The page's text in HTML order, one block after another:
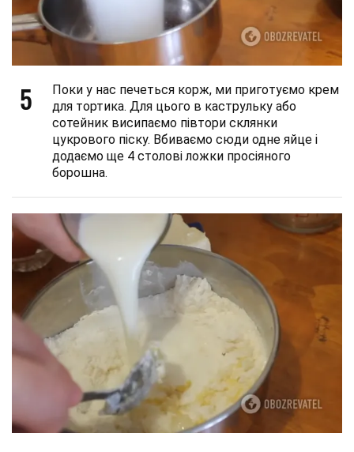
5
Поки у нас печеться корж, ми приготуємо крем
для тортика. Для цього в каструльку або
сотейник висипаємо півтори склянки
цукрового піску. Вбиваємо сюди одне яйце і
додаємо ще 4 столові ложки просіяного
борошна.